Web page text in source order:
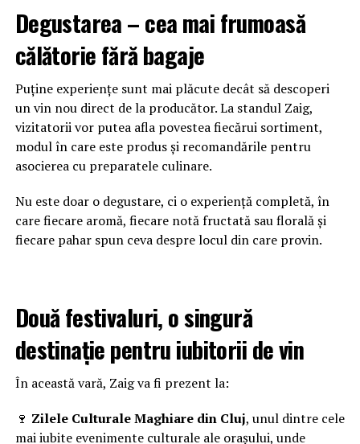
Degustarea – cea mai frumoasă
călătorie fără bagaje
Puține experiențe sunt mai plăcute decât să descoperi
un vin nou direct de la producător. La standul Zaig,
vizitatorii vor putea afla povestea fiecărui sortiment,
modul în care este produs și recomandările pentru
asocierea cu preparatele culinare.
Nu este doar o degustare, ci o experiență completă, în
care fiecare aromă, fiecare notă fructată sau florală și
fiecare pahar spun ceva despre locul din care provin.
Două festivaluri, o singură
destinație pentru iubitorii de vin
În această vară, Zaig va fi prezent la:
🍷 Zilele Culturale Maghiare din Cluj, unul dintre cele
mai iubite evenimente culturale ale orașului, unde